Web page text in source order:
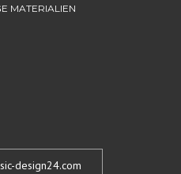
MATERIALIEN
design24.com